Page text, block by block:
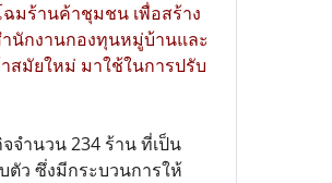
มร้านค้าชุมชน เพื่อสร้าง
นักงานกองทุนหมู่บ้านและ
มัยใหม่ มาใช้ในการปรับ
จำนวน 234 ร้าน ที่เป็น
ตัว ซึ่งมีกระบวนการให้